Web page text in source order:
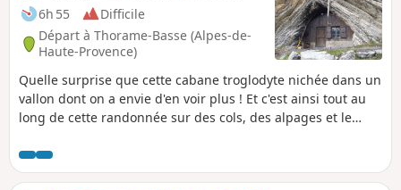
6h 55
Difficile
Départ à Thorame-Basse (Alpes-de-
Haute-Provence)
Quelle surprise que cette cabane troglodyte nichée dans un
vallon dont on a envie d'en voir plus ! Et c'est ainsi tout au
long de cette randonnée sur des cols, des alpages et le
basses alpines.